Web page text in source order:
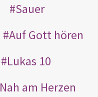
Sauer
Auf Gott hören
Lukas 10
Nah am Herzen